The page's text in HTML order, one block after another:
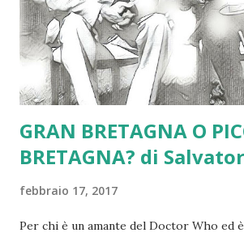
GRAN BRETAGNA O
BRETAGNA? di
febbraio 17, 2017
Per chi è un amante del Doctor Who ed